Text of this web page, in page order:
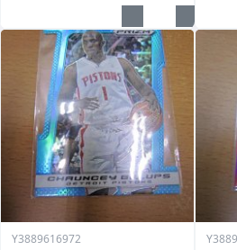
Y3889616972